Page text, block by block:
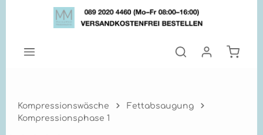
Zum Hauptinhalt springen
Kompressionswäsche
Fettabsaugung
Kompressionsphase 1